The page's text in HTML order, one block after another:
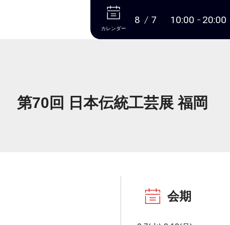
本文へ
カレンダー
8 7 10:00 20:00
第70回 日本伝統工芸展 福岡
会期